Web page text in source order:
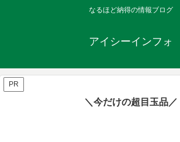
なるほど納得の情報ブログ
アイシーインフォ
PR
＼今だけの超目玉品／